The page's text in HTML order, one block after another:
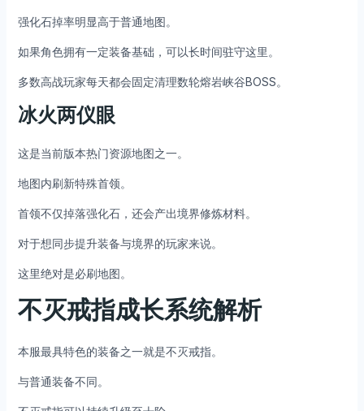
强化石掉率明显高于普通地图。
如果角色拥有一定装备基础，可以长时间驻守这里。
多数高战玩家每天都会固定清理数轮熔岩峡谷BOSS。
冰火两仪眼
这是当前版本热门资源地图之一。
地图内刷新特殊首领。
首领不仅掉落强化石，还会产出境界修炼材料。
对于想同步提升装备与境界的玩家来说。
这里绝对是必刷地图。
不灭戒指成长系统解析
本服最具特色的装备之一就是不灭戒指。
与普通装备不同。